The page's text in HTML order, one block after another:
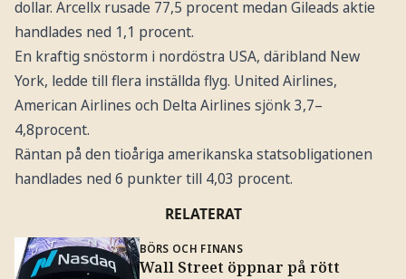
dollar. Arcellx rusade 77,5 procent medan Gileads aktie
handlades ned 1,1 procent.
En kraftig snöstorm i nordöstra USA, däribland New
York, ledde till flera inställda flyg. United Airlines,
American Airlines och Delta Airlines sjönk 3,7–
4,8procent.
Räntan på den tioåriga amerikanska statsobligationen
handlades ned 6 punkter till 4,03 procent.
RELATERAT
BÖRS OCH FINANS
Wall Street öppnar på rött